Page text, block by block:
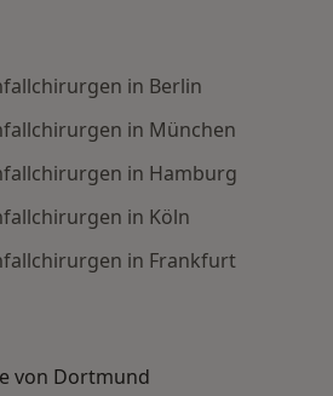
in Berlin
in München
in Hamburg
in Köln
in Frankfurt
von Dortmund